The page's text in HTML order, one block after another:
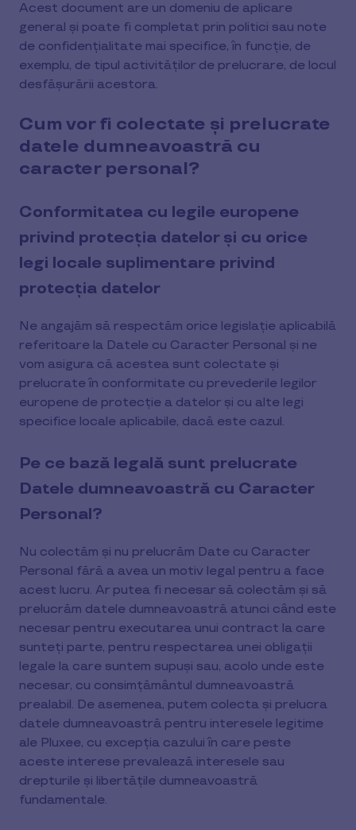
Acest document are un domeniu de aplicare
general și poate fi completat prin politici sau note
de confidențialitate mai specifice, în funcție, de
exemplu, de tipul activităților de prelucrare, de locul
desfășurării acestora.
Cum vor fi colectate și prelucrate
datele dumneavoastră cu
caracter personal?
Conformitatea cu legile europene
privind protecția datelor și cu orice
legi locale suplimentare privind
protecția datelor
Ne angajăm să respectăm orice legislație aplicabilă
referitoare la Datele cu Caracter Personal și ne
vom asigura că acestea sunt colectate și
prelucrate în conformitate cu prevederile legilor
europene de protecție a datelor și cu alte legi
specifice locale aplicabile, dacă este cazul.
Pe ce bază legală sunt prelucrate
Datele dumneavoastră cu Caracter
Personal?
Nu colectăm și nu prelucrăm Date cu Caracter
Personal fără a avea un motiv legal pentru a face
acest lucru. Ar putea fi necesar să colectăm și să
prelucrăm datele dumneavoastră atunci când este
necesar pentru executarea unui contract la care
sunteți parte, pentru respectarea unei obligații
legale la care suntem supuși sau, acolo unde este
necesar, cu consimțământul dumneavoastră
prealabil. De asemenea, putem colecta și prelucra
datele dumneavoastră pentru interesele legitime
ale Pluxee, cu excepția cazului în care peste
aceste interese prevalează interesele sau
drepturile și libertățile dumneavoastră
fundamentale.